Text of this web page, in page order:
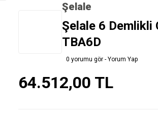
Şelale
Şelale 6 Demlikli
TBA6D
0 yorumu gör - Yorum Yap
64.512,00 TL